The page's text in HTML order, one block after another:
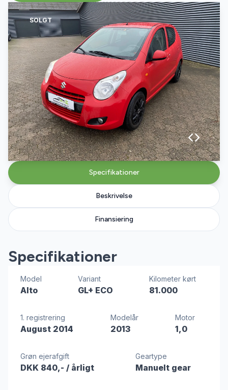
SOLGT
Specifikationer
Beskrivelse
Finansiering
Specifikationer
Model
Alto
Variant
GL+ ECO
Kilometer kørt
81.000
1. registrering
August 2014
Modelår
2013
Motor
1,0
Grøn ejerafgift
DKK 840,- / årligt
Geartype
Manuelt gear